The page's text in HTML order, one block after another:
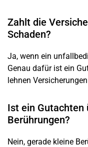
Zahlt die
Schaden?
Ja, wenn ein
Genau dafür ist ein
lehnen
Ist ein Gutachten
Berührungen?
Nein, gerade kleine